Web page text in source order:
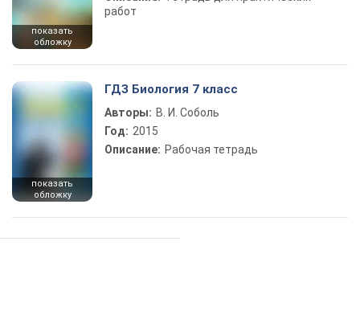
показать
обложку
работ
показать
обложку
ГДЗ Биология 7 класс
Авторы: В. И. Соболь
Год: 2015
Описание: Рабочая тетрадь